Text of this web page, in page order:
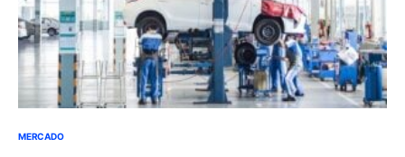
MERCADO